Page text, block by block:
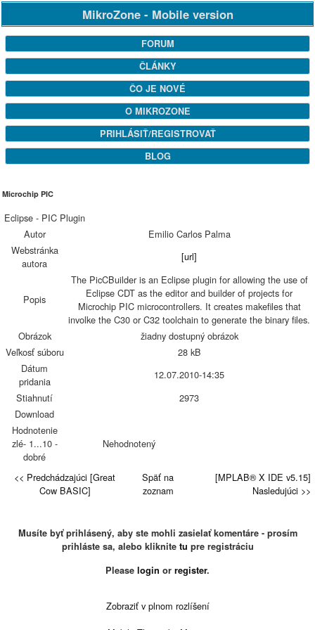
MikroZone - Mobile version
FORUM
ČLÁNKY
ČO JE NOVÉ
O MIKROZONE
PRIHLÁSIŤ/REGISTROVAŤ
BLOG
Microchip PIC
Eclipse - PIC Plugin
Autor
Emilio Carlos Palma
Webstránka
autora
[url]
Popis
The PicCBuilder is an Eclipse plugin for allowing the use of
Eclipse CDT as the editor and builder of projects for
Microchip PIC microcontrollers. It creates makefiles that
involke the C30 or C32 toolchain to generate the binary files.
Obrázok
žiadny dostupný obrázok
Veľkosť súboru
28 kB
Dátum
pridania
12.07.2010-14:35
Stiahnutí
2973
Download
Hodnotenie
zlé- 1...10 -
dobré
Nehodnotený
<< Predchádzajúci [Great
Cow BASIC]
Späť na
zoznam
[MPLAB® X IDE v5.15]
Nasledujúci >>
Musíte byť prihlásený, aby ste mohli zasielať komentáre - prosím
prihláste sa, alebo kliknite tu pre registráciu
Please login or register.
Zobraziť v plnom rozlíšení